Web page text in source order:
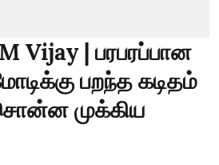
Vijay | பரபரப்பான
பறந்த கடிதம்
முக்கிய